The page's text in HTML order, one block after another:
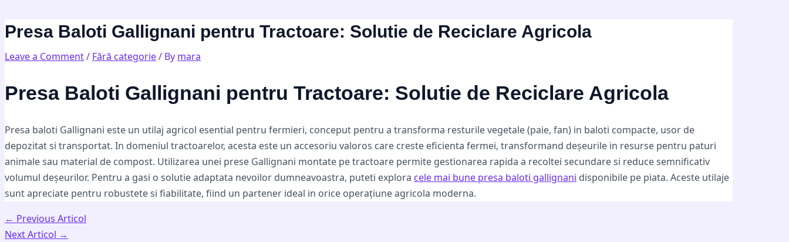
to
content
Presa Baloti Gallignani pentru Tractoare: Solutie de Reciclare Agricola
Leave a Comment/ Fără categorie/ By mara
Presa Baloti Gallignani pentru Tractoare: Solutie de Reciclare Agricola
Presa baloti Gallignani este un utilaj agricol esential pentru fermieri, conceput pentru a transforma resturile vegetale (paie, fan) in baloti compacte, usor de
depozitat si transportat. In domeniul tractoarelor, acesta este un accesoriu valoros care creste eficienta fermei, transformand deșeurile in resurse pentru paturi
animale sau material de compost. Utilizarea unei prese Gallignani montate pe tractoare permite gestionarea rapida a recoltei secundare si reduce semnificativ
volumul deșeurilor. Pentru a gasi o solutie adaptata nevoilor dumneavoastra, puteti explora cele mai bune presa baloti gallignani disponibile pe piata. Aceste utilaje
sunt apreciate pentru robustete si fiabilitate, fiind un partener ideal in orice operațiune agricola moderna.
navigation
← Previous Articol
Next Articol →
here..